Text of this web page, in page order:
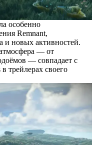
особенно
Remnant,
и новых активностей.
— от
— совпадает с
трейлерах своего